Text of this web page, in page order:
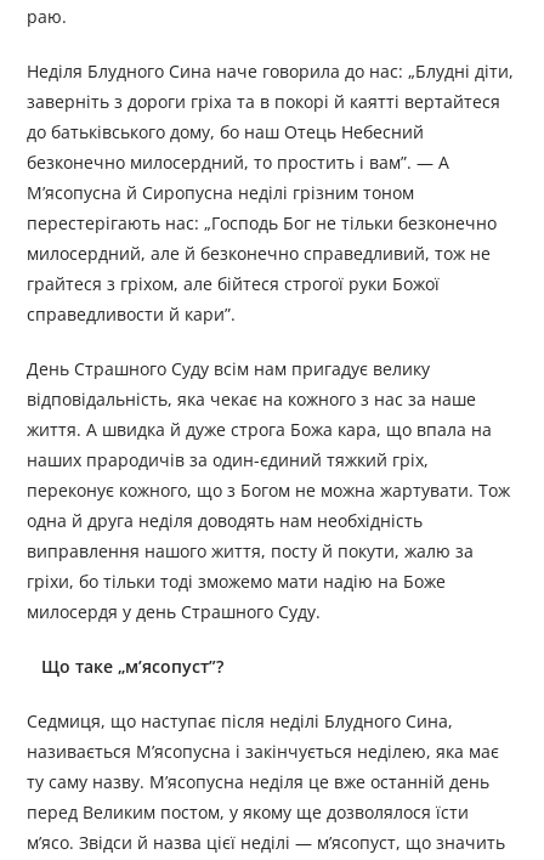
раю.
Неділя Блудного Сина наче говорила до нас: „Блудні діти,
заверніть з дороги гріха та в покорі й каятті вертайтеся
до батьківського дому, бо наш Отець Небесний
безконечно милосердний, то простить і вам”. — А
М’ясопусна й Сиропусна неділі грізним тоном
перестерігають нас: „Господь Бог не тільки безконечно
милосердний, але й безконечно справедливий, тож не
грайтеся з гріхом, але бійтеся строгої руки Божої
справедливости й кари”.
День Страшного Суду всім нам пригадує велику
відповідальність, яка чекає на кожного з нас за наше
життя. А швидка й дуже строга Божа кара, що впала на
наших прародичів за один-єдиний тяжкий гріх,
переконує кожного, що з Богом не можна жартувати. Тож
одна й друга неділя доводять нам необхідність
виправлення нашого життя, посту й покути, жалю за
гріхи, бо тільки тоді зможемо мати надію на Боже
милосердя у день Страшного Суду.
Що таке „м’ясопуст”?
Седмиця, що наступає після неділі Блудного Сина,
називається М’ясопусна і закінчується неділею, яка має
ту саму назву. М’ясопусна неділя це вже останній день
перед Великим постом, у якому ще дозволялося їсти
м’ясо. Звідси й назва цієї неділі — м’ясопуст, що значить